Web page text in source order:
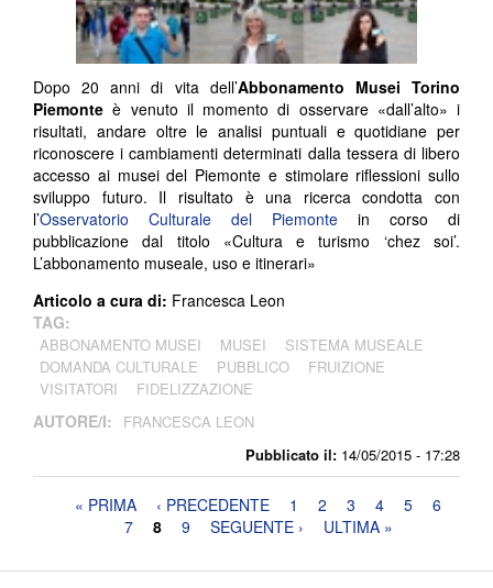
Pubblicato il: 14/05/2015 - 17:28
Dopo 20 anni di vita dell’Abbonamento Musei Torino
Piemonte è venuto il momento di osservare «dall’alto» i
risultati, andare oltre le analisi puntuali e quotidiane per
riconoscere i cambiamenti determinati dalla tessera di libero
accesso ai musei del Piemonte e stimolare riflessioni sullo
sviluppo futuro. Il risultato è una ricerca condotta con
l’Osservatorio Culturale del Piemonte in corso di
pubblicazione dal titolo «Cultura e turismo ‘chez soi’.
L’abbonamento museale, uso e itinerari»
Articolo a cura di: Francesca Leon
TAG:
ABBONAMENTO MUSEI MUSEI
SISTEMA MUSEALE
DOMANDA CULTURALE
PUBBLICO
FRUIZIONE
VISITATORI
FIDELIZZAZIONE
AUTORE/I: FRANCESCA LEON
Pagine« PRIMA ‹ PRECEDENTE 1 2 3 4 5
6
7
8 9 SEGUENTE › ULTIMA »